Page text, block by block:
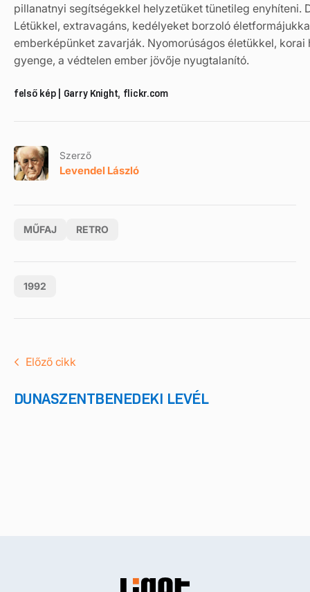
pillanatnyi segítségekkel helyzetüket tünetileg enyhíteni.
Létükkel, extravagáns, kedélyeket borzoló
emberképünket zavarják. Nyomorúságos életükkel,
gyenge, a védtelen ember jövője nyugtalanító.
felső kép | Garry Knight, flickr.com
Szerző
Levendel László
MŰFAJ RETRO
1992
Előző cikk
DUNASZENTBENEDEKI LEVÉL